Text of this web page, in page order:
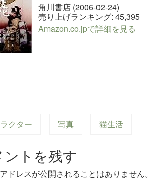
角川書店 (2006-02-24)
売り上げランキング: 45,395
Amazon.co.jpで詳細を見る
クター 写真 猫生活
ントを残す
ドレスが公開されることはありません。